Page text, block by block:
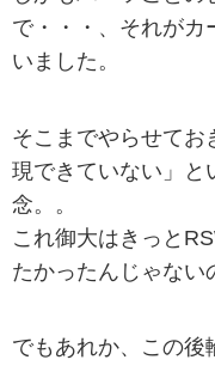
で・・・、それがカ
いました。
そこまでやらせてお
現できていない」と
念。。
これ御大はきっと
たかったんじゃない
でもあれか、この後